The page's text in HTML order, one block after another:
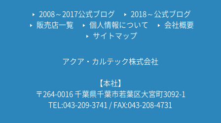
2008～2017公式ブログ
2018～公式ブログ
販売店一覧
個人情報について
会社概要
サイトマップ
アクア・カルテック株式会社
【本社】
〒264-0016 千葉県千葉市若葉区大宮町3092-1
TEL:043-209-3741 / FAX:043-208-4731